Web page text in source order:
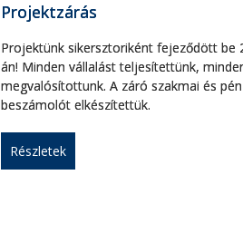
Projektzárás
Projektünk sikersztoriként fejeződött be
án! Minden vállalást teljesítettünk,
megvalósítottunk. A záró szakmai és
beszámolót elkészítettük.
Részletek